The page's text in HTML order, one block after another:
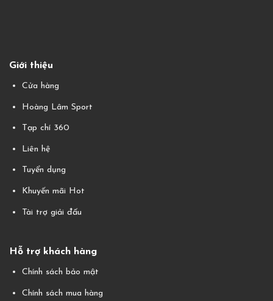
Giới thiệu
Cửa hàng
Hoàng Lâm Sport
Tạp chí 360
Liên hệ
Tuyển dụng
Khuyến mãi Hot
Tài trợ giải đấu
Hỗ trợ khách hàng
Chính sách bảo mật
Chính sách mua hàng